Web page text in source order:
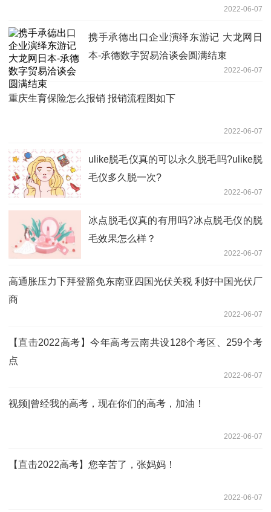
2022-06-07
携手承德出口企业演绎东游记 大龙网日
本-承德数字贸易洽谈会圆满结束
2022-06-07
重庆生育保险怎么报销 报销流程图如下
2022-06-07
ulike脱毛仪真的可以永久脱毛吗?ulike脱
毛仪多久脱一次?
2022-06-07
冰点脱毛仪真的有用吗?冰点脱毛仪的脱
毛效果怎么样？
2022-06-07
高通胀压力下拜登豁免东南亚四国光伏关税 利好中国光伏厂
商
2022-06-07
【直击2022高考】今年高考云南共设128个考区、259个考
点
2022-06-07
视频|曾经我的高考，现在你们的高考，加油！
2022-06-07
【直击2022高考】您辛苦了，张妈妈！
2022-06-07